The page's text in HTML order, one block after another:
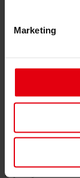
Marketing
по проєкту, що
забезпечити
Завдяки нашій
допомагаємо
бюджету та
гарантують